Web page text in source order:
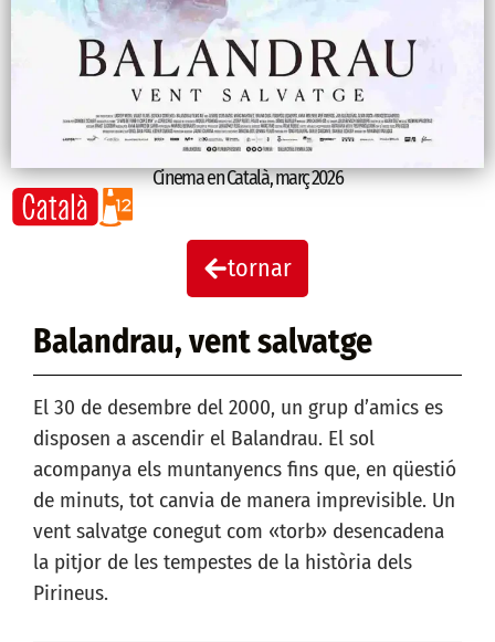
Cinema en Català,març 2026
tornar
Balandrau, vent salvatge
El 30 de desembre del 2000, un grup d’amics es
disposen a ascendir el Balandrau. El sol
acompanya els muntanyencs fins que, en qüestió
de minuts, tot canvia de manera imprevisible. Un
vent salvatge conegut com «torb» desencadena
la pitjor de les tempestes de la història dels
Pirineus.